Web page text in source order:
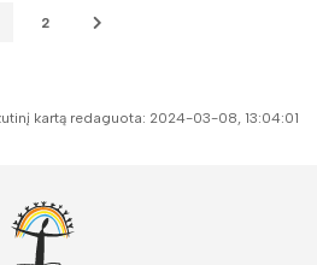
2
kartą redaguota: 2024-03-08, 13:04:01